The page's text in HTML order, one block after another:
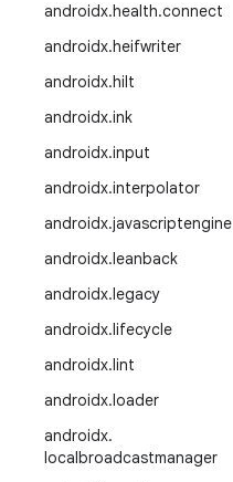
androidx.health.connect
androidx.heifwriter
androidx.hilt
androidx.ink
androidx.input
androidx.interpolator
androidx.javascriptengine
androidx.leanback
androidx.legacy
androidx.lifecycle
androidx.lint
androidx.loader
androidx.
localbroadcastmanager